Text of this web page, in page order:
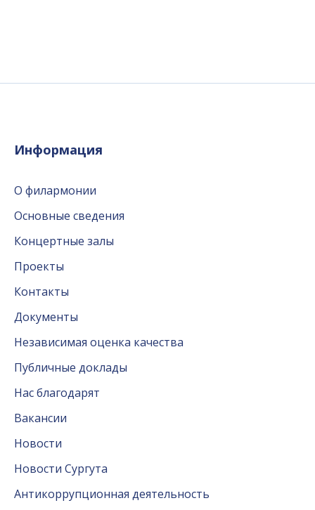
Информация
О филармонии
Основные сведения
Концертные залы
Проекты
Контакты
Документы
Независимая оценка качества
Публичные доклады
Нас благодарят
Вакансии
Новости
Новости Сургута
Антикоррупционная деятельность